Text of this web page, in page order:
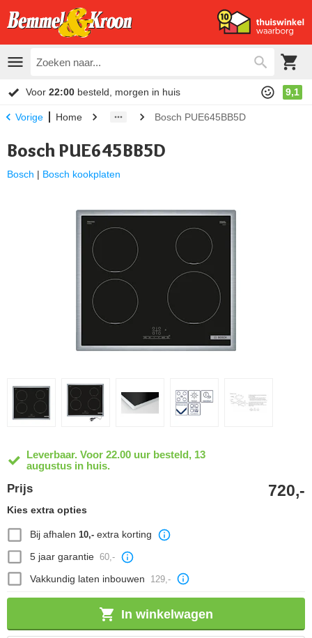
Voor 22:00 besteld, morgen in huis 9,1
Vorige Home Bosch PUE645BB5D
Bosch PUE645BB5D
Bosch | Bosch kookplaten
Leverbaar. Voor 22.00 uur besteld, 13
augustus in huis.
Prijs 720,-
Kies extra opties
Bij afhalen 10,-extra korting
5 jaar garantie 60,-
Vakkundig laten inbouwen 129,-
In winkelwagen